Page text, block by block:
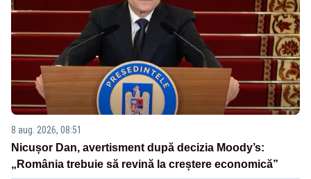
8 aug. 2026, 08:51
Nicușor Dan, avertisment după decizia Moody’s:
„România trebuie să revină la creștere economică”